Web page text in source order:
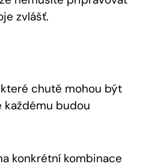
zvlášť.
chutě mohou být
každému budou
konkrétní kombinace⁣